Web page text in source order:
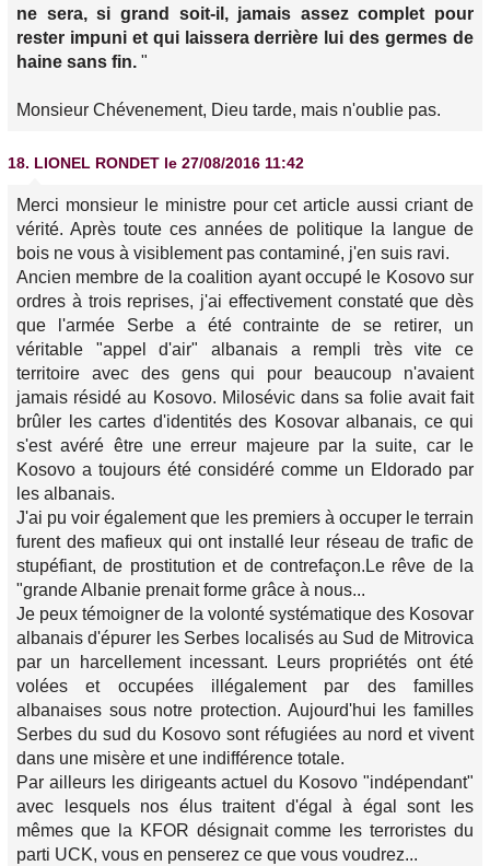
ne sera, si grand soit-il, jamais assez complet pour
rester impuni et qui laissera derrière lui des germes de
haine sans fin. "
Monsieur Chévenement, Dieu tarde, mais n'oublie pas.
18. LIONEL RONDET le 27/08/2016 11:42
Merci monsieur le ministre pour cet article aussi criant de
vérité. Après toute ces années de politique la langue de
bois ne vous à visiblement pas contaminé, j'en suis ravi.
Ancien membre de la coalition ayant occupé le Kosovo sur
ordres à trois reprises, j'ai effectivement constaté que dès
que l'armée Serbe a été contrainte de se retirer, un
véritable "appel d'air" albanais a rempli très vite ce
territoire avec des gens qui pour beaucoup n'avaient
jamais résidé au Kosovo. Milosévic dans sa folie avait fait
brûler les cartes d'identités des Kosovar albanais, ce qui
s'est avéré être une erreur majeure par la suite, car le
Kosovo a toujours été considéré comme un Eldorado par
les albanais.
J'ai pu voir également que les premiers à occuper le terrain
furent des mafieux qui ont installé leur réseau de trafic de
stupéfiant, de prostitution et de contrefaçon.Le rêve de la
"grande Albanie prenait forme grâce à nous...
Je peux témoigner de la volonté systématique des Kosovar
albanais d'épurer les Serbes localisés au Sud de Mitrovica
par un harcellement incessant. Leurs propriétés ont été
volées et occupées illégalement par des familles
albanaises sous notre protection. Aujourd'hui les familles
Serbes du sud du Kosovo sont réfugiées au nord et vivent
dans une misère et une indifférence totale.
Par ailleurs les dirigeants actuel du Kosovo "indépendant"
avec lesquels nos élus traitent d'égal à égal sont les
mêmes que la KFOR désignait comme les terroristes du
parti UCK, vous en penserez ce que vous voudrez...